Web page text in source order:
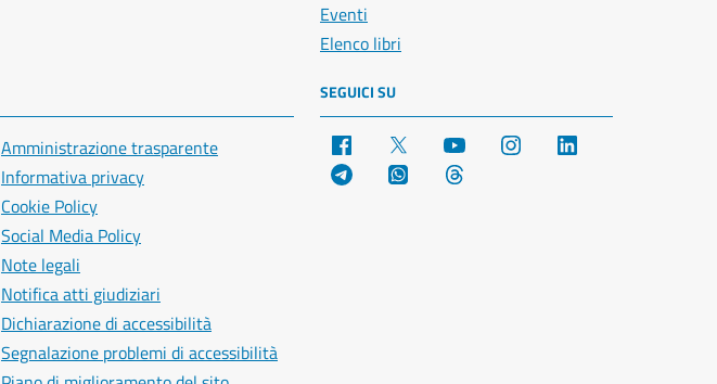
Eventi
Elenco libri
Amministrazione trasparente
Informativa privacy
Cookie Policy
Social Media Policy
Note legali
Notifica atti giudiziari
Dichiarazione di accessibilità
Segnalazione problemi di accessibilità
SEGUICI SU
Facebook YouTube Instagram
Telegram WhatsApp